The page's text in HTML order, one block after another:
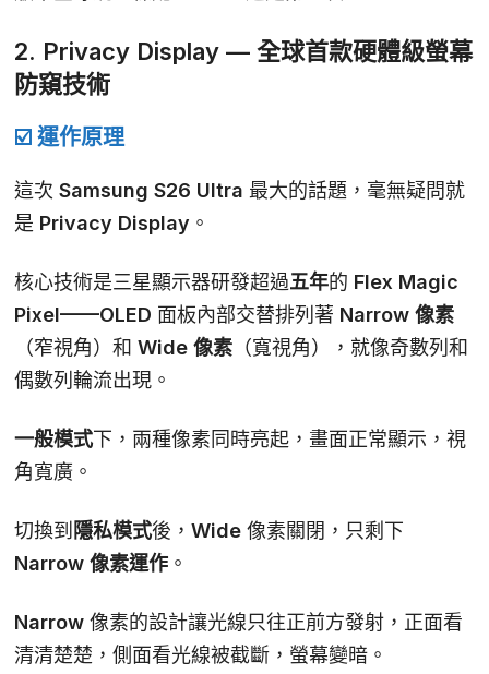
2. Privacy Display — 全球首款硬體級螢幕
防窺技術
☑️ 運作原理
這次 Samsung S26 Ultra 最大的話題，毫無疑問就
是 Privacy Display 。
核心技術是三星顯示器研發超過五年的 Flex Magic
Pixel——OLED 面板內部交替排列著 Narrow 像素
（窄視角）和 Wide 像素 （寬視角），就像奇數列和
偶數列輪流出現。
一般模式下，兩種像素同時亮起，畫面正常顯示，視
角寬廣。
切換到 隱私模式後，Wide 像素關閉，只剩下
Narrow 像素運作 。
Narrow 像素的設計讓光線只往正前方發射，正面看
清清楚楚，側面看光線被截斷，螢幕變暗。